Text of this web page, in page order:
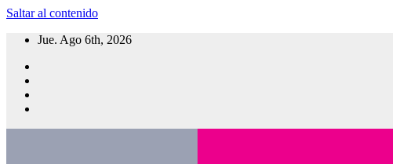
Saltar al contenido
Jue. Ago 6th, 2026